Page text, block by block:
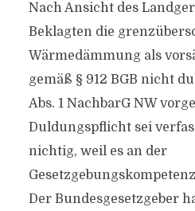
Nach Ansicht des
Beklagten die
Wärmedämmung als
gemäß § 912 BGB nicht
Abs. 1 NachbarG NW
Duldungspflicht sei
nichtig, weil es an der
Der Bundesgesetzgeber